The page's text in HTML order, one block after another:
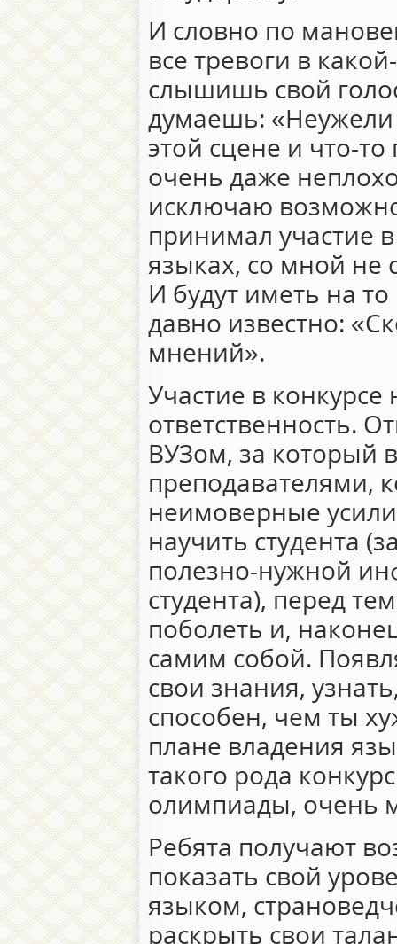
И словно по
все тревоги в
слышишь свой
думаешь: «Неужели
этой сцене и что-
очень даже
исключаю
принимал участие
языках, со мной не
И будут иметь на
давно известно:
мнений».
Участие в
ответственность.
ВУЗом, за который
преподавателями,
неимоверные
научить студента
полезно-нужной
студента), перед
поболеть и,
самим собой.
свои знания,
способен, чем ты
плане владения
такого рода
олимпиады, очень
Ребята получают
показать свой
языком,
раскрыть свои